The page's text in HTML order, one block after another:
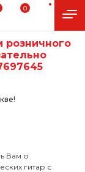
0
Вам о
гитар с